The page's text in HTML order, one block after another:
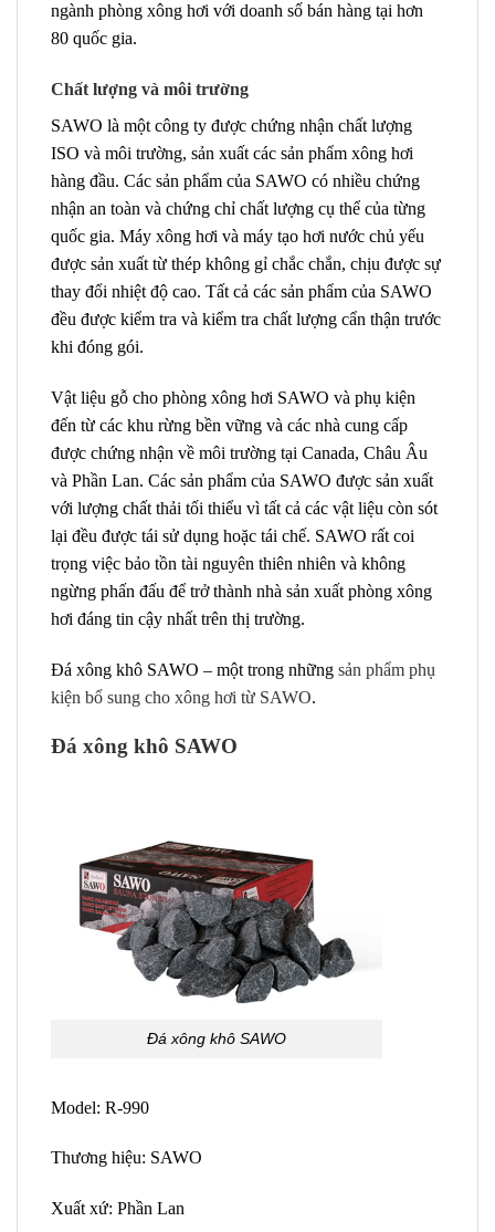
ngành phòng xông hơi với doanh số bán hàng tại hơn
80 quốc gia.
Chất lượng và môi trường
SAWO là một công ty được chứng nhận chất lượng
ISO và môi trường, sản xuất các sản phẩm xông hơi
hàng đầu. Các sản phẩm của SAWO có nhiều chứng
nhận an toàn và chứng chỉ chất lượng cụ thể của từng
quốc gia. Máy xông hơi và máy tạo hơi nước chủ yếu
được sản xuất từ ​​thép không gỉ chắc chắn, chịu được sự
thay đổi nhiệt độ cao. Tất cả các sản phẩm của SAWO
đều được kiểm tra và kiểm tra chất lượng cẩn thận trước
khi đóng gói.
Vật liệu gỗ cho phòng xông hơi SAWO và phụ kiện
đến từ các khu rừng bền vững và các nhà cung cấp
được chứng nhận về môi trường tại Canada, Châu Âu
và Phần Lan. Các sản phẩm của SAWO được sản xuất
với lượng chất thải tối thiểu vì tất cả các vật liệu còn sót
lại đều được tái sử dụng hoặc tái chế. SAWO rất coi
trọng việc bảo tồn tài nguyên thiên nhiên và không
ngừng phấn đấu để trở thành nhà sản xuất phòng xông
hơi đáng tin cậy nhất trên thị trường.
Đá xông khô SAWO – một trong những sản phẩm phụ
kiện bổ sung cho xông hơi từ SAWO.
Đá xông khô SAWO
Đá xông khô SAWO
Model: R-990
Thương hiệu: SAWO
Xuất xứ: Phần Lan